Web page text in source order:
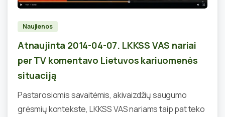
Naujienos
Atnaujinta 2014-04-07. LKKSS VAS nariai
per TV komentavo Lietuvos kariuomenės
situaciją
Pastarosiomis savaitėmis, akivaizdžių saugumo
grėsmių kontekste, LKKSS VAS nariams taip pat teko